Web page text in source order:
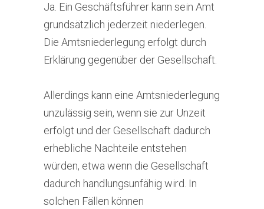
Ja. Ein Geschäftsführer kann sein Amt
grundsätzlich jederzeit niederlegen.
Die Amtsniederlegung erfolgt durch
Erklärung gegenüber der Gesellschaft.
Allerdings kann eine Amtsniederlegung
unzulässig sein, wenn sie zur Unzeit
erfolgt und der Gesellschaft dadurch
erhebliche Nachteile entstehen
würden, etwa wenn die Gesellschaft
dadurch handlungsunfähig wird. In
solchen Fällen können